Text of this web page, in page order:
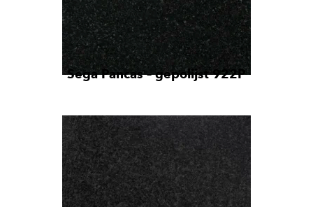
Sega Pancas – gepolijst 922P